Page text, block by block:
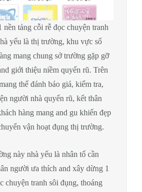
nền tảng cỗi rễ đọc chuyện tranh
yếu là thị trường, khu vực số
mang chung sở trường gặp gỡ
giới thiệu niềm quyến rũ. Trên
thể đánh báo giá, kiểm tra,
người nhà quyến rũ, kết thân
hàng mang and gu khiến đẹp
vận hoạt đụng thị trường.
này nhà yếu là nhân tố cần
người ưa thích and xây dừng 1
chuyện tranh sôi đụng, thoáng